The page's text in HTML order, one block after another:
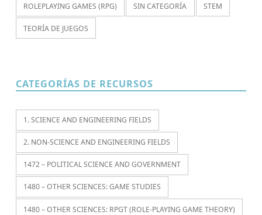
ROLEPLAYING GAMES (RPG) SIN CATEGORÍA STEM
TEORÍA DE JUEGOS
CATEGORÍAS DE RECURSOS
1. SCIENCE AND ENGINEERING FIELDS
2. NON-SCIENCE AND ENGINEERING FIELDS
1472 – POLITICAL SCIENCE AND GOVERNMENT
1480 – OTHER SCIENCES: GAME STUDIES
1480 – OTHER SCIENCES: RPGT (ROLE-PLAYING GAME THEORY)